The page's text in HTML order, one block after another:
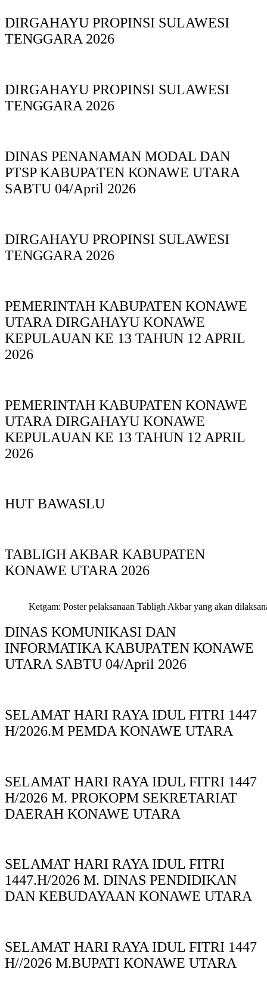
DIRGAHAYU PROPINSI SULAWESI
TENGGARA 2026
DIRGAHAYU PROPINSI SULAWESI
TENGGARA 2026
DINAS PΕΝΑΝΑΜAN MODAL DAN
PTSP KABUPAΤΕΝ ΚΟNAWE UTARA
SABTU 04/April 2026
DIRGAHAYU PROPINSI SULAWESI
TENGGARA 2026
PEMERINTAH KABUPATEN KONAWE
UTARA DIRGAHAYU KONAWE
KEPULAUAN KE 13 TAHUN 12 APRIL
2026
PEMERINTAH KABUPATEN KONAWE
UTARA DIRGAHAYU KONAWE
KEPULAUAN KE 13 TAHUN 12 APRIL
2026
HUT BAWASLU
TABLIGH AKBAR KABUPATEN
KONAWE UTARA 2026
Ketgam: Poster pelaksanaan Tabligh Akbar yang akan
DINAS KOMUNIKASI DAN
INFORMATIKA KABUPAΤΕΝ ΚΟNAWE
UTARA SABTU 04/April 2026
SELAMAT HARI RAYA IDUL FITRI 1447
H/2026.M PEMDA KONAWE UTARA
SELAMAT HARI RAYA IDUL FITRI 1447
H/2026 M. PROKOPM SEKRETARIAT
DAERAH KONAWE UTARA
SELAMAT HARI RAYA IDUL FITRI
1447.H/2026 M. DINAS PENDIDIKAN
DAN KEBUDAYAAN KONAWE UTARA
SELAMAT HARI RAYA IDUL FITRI 1447
H//2026 M.BUPATI KONAWE UTARA